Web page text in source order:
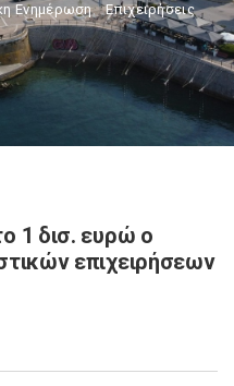
Ενημέρωση, Επιχειρήσεις
1 δισ. ευρώ ο
επιχειρήσεων